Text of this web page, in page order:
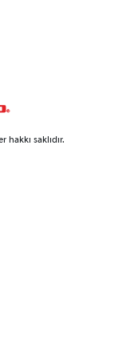
hakkı saklıdır.